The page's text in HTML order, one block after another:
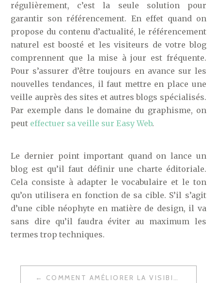
régulièrement, c’est la seule solution pour
garantir son référencement. En effet quand on
propose du contenu d’actualité, le référencement
naturel est boosté et les visiteurs de votre blog
comprennent que la mise à jour est fréquente.
Pour s’assurer d’être toujours en avance sur les
nouvelles tendances, il faut mettre en place une
veille auprès des sites et autres blogs spécialisés.
Par exemple dans le domaine du graphisme, on
peut effectuer sa veille sur Easy Web.
Le dernier point important quand on lance un
blog est qu’il faut définir une charte éditoriale.
Cela consiste à adapter le vocabulaire et le ton
qu’on utilisera en fonction de sa cible. S’il s’agit
d’une cible néophyte en matière de design, il va
sans dire qu’il faudra éviter au maximum les
termes trop techniques.
NAVIGATION
COMMENT AMÉLIORER LA VISIBILITÉ DE SES PRODUITS SUR ETSY ?